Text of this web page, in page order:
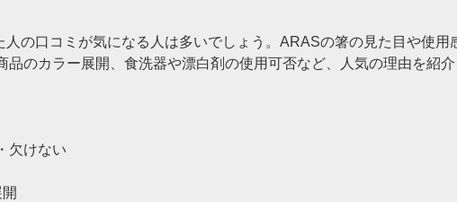
の口コミが気になる人は多いでしょう。ARASの箸の見た目や使用
品のカラー展開、食洗器や漂白剤の使用可否など、人気の理由を紹
欠けない